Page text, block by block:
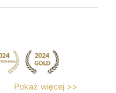
Pokaż więcej >>